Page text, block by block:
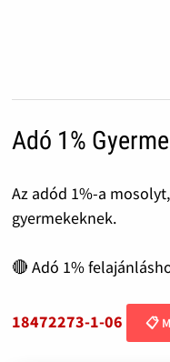
Adó 1%
Az adód 1%-a
gyermekeknek.
🔴 Adó 1%
18472273-1-06 📋